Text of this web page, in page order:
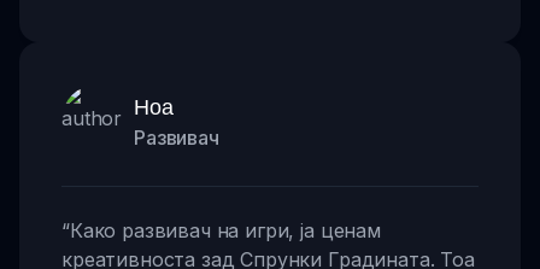
Ноа
Развивач
“Како развивач на игри, ја ценам
креативноста зад Спрунки Градината. Тоа